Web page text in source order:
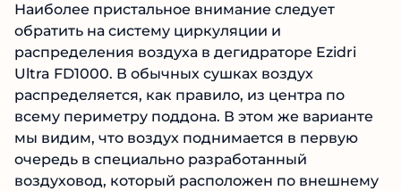
Наиболее пристальное внимание следует
обратить на систему циркуляции и
распределения воздуха в дегидраторе Ezidri
Ultra FD1000. В обычных сушках воздух
распределяется, как правило, из центра по
всему периметру поддона. В этом же варианте
мы видим, что воздух поднимается в первую
очередь в специально разработанный
воздуховод, который расположен по внешнему